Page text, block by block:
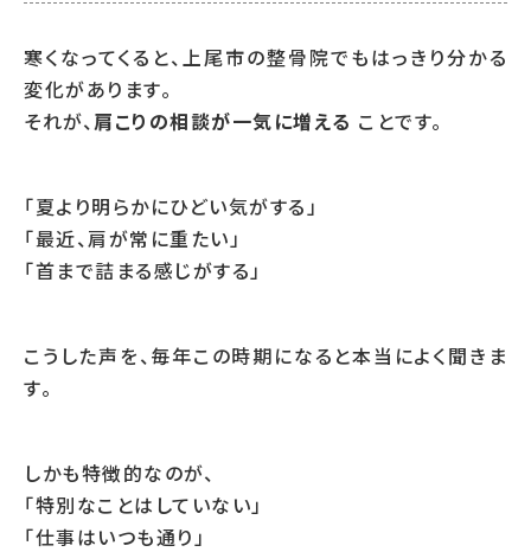
寒くなってくると、上尾市の整骨院でもはっきり分かる
変化があります。
それが、肩こりの相談が一気に増える ことです。
「夏より明らかにひどい気がする」
「最近、肩が常に重たい」
「首まで詰まる感じがする」
こうした声を、毎年この時期になると本当によく聞きま
す。
しかも特徴的なのが、
「特別なことはしていない」
「仕事はいつも通り」